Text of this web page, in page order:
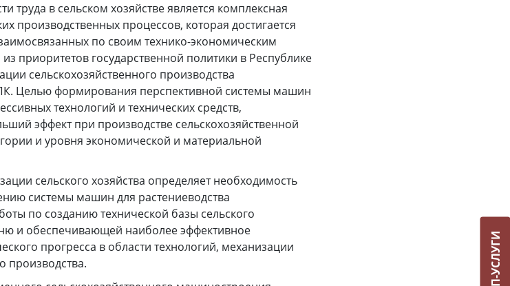
в сельском хозяйстве является комплексная
производственных процессов, которая достигается
по своим технико-экономическим
приоритетов государственной политики в Республике
сельскохозяйственного производства
Целью формирования перспективной системы машин
технологий и технических средств,
эффект при производстве сельскохозяйственной
и уровня экономической и материальной
сельского хозяйства определяет необходимость
системы машин для растениеводства
по созданию технической базы сельского
и обеспечивающей наиболее эффективное
прогресса в области технологий, механизации
производства.
ТОП-УСЛУГИ